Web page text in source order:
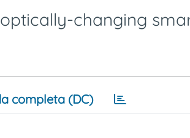
changing
completa (DC)